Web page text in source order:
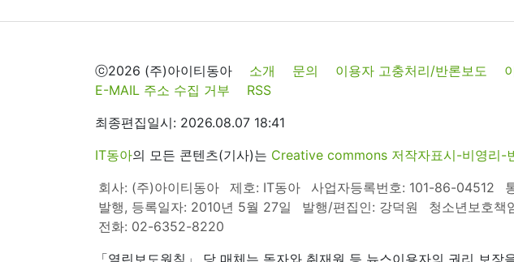
ⓒ2026 (주)아이티동아 소개 문의 이용자 고충처리/반론보도
E-MAIL 주소 수집 거부
RSS
최종편집일시: 2026.08.07 18:41
IT동아의 모든 콘텐츠(기사)는 Creative commons 저작자표시-비영리-
회사: (주)아이티동아
제호: IT동아 사업자등록번호: 101-86-04512
발행, 등록일자: 2010년 5월 27일
발행/편집인: 강덕원 청소년보호책
전화: 02-6352-8220
「열린보도원칙」 당 매체는 독자와 취재원 등 뉴스이용자의 권리 보